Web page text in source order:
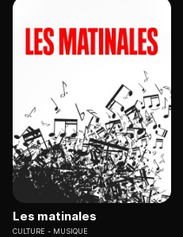
Les matinales
CULTURE MUSIQUE